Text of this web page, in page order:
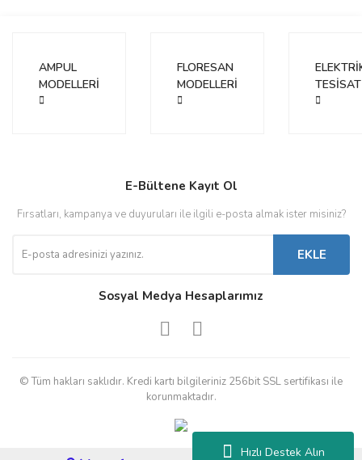
Hızlı Destek Alın
AMPUL
MODELLERİ
FLORESAN
MODELLERİ
TESİSAT
E-Bültene Kayıt Ol
Fırsatları, kampanya ve duyuruları ile ilgili e-posta almak ister misiniz?
EKLE
Sosyal Medya Hesaplarımız
© Tüm hakları saklıdır. Kredi kartı bilgileriniz 256bit SSL sertifikası ile
korunmaktadır.